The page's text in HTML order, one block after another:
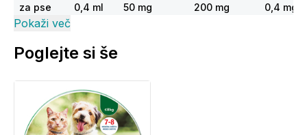
za pse
do 4 kg
0,4 ml 50 mg 200 mg 0,4 mg
Advantix
za pse
Advantix
za pse
2,5 ml 250 mg
Pokaži več
Poglejte si še